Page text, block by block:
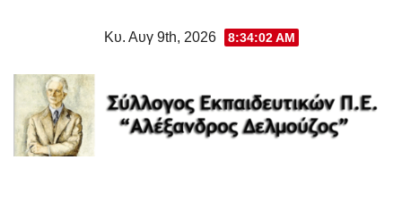
Κυ. Αυγ 9th, 2026 8:34:03 AM